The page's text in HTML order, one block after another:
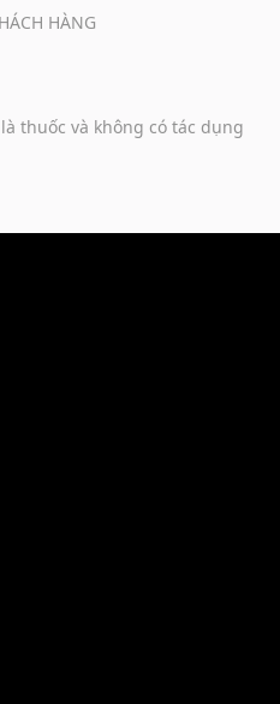
HÀNG
thuốc và không có tác dụng